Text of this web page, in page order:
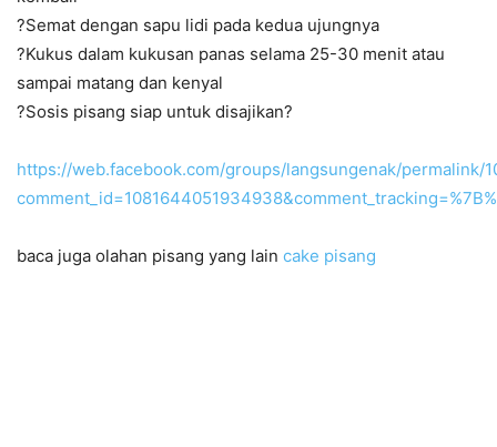
?Semat dengan sapu lidi pada kedua ujungnya
?Kukus dalam kukusan panas selama 25-30 menit atau
sampai matang dan kenyal
?Sosis pisang siap untuk disajikan?
https://web.facebook.com/groups/langsungenak/permalink/
baca juga olahan pisang yang lain cake pisang